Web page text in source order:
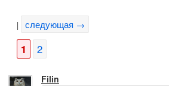
| следующая →
1 2
Filin